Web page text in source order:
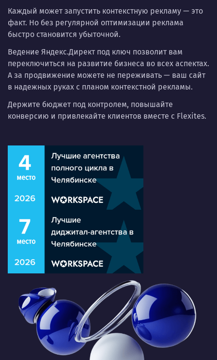
Каждый может запустить контекстную рекламу — это
факт. Но без регулярной оптимизации реклама
быстро становится убыточной.
Ведение Яндекс.Директ под ключ позволит вам
переключиться на развитие бизнеса во всех аспектах.
А за продвижение можете не переживать — ваш сайт
в надежных руках с планом контекстной рекламы.
Держите бюджет под контролем, повышайте
конверсию и привлекайте клиентов вместе с Flexites.